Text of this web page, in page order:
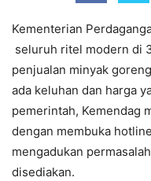
Kementerian
seluruh ritel modern di
penjualan minyak
ada keluhan dan harga
pemerintah, Kemendag
dengan membuka
mengadukan
disediakan.